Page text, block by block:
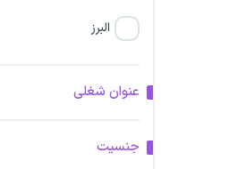
البرز
عنوان شغلی
جنسیت